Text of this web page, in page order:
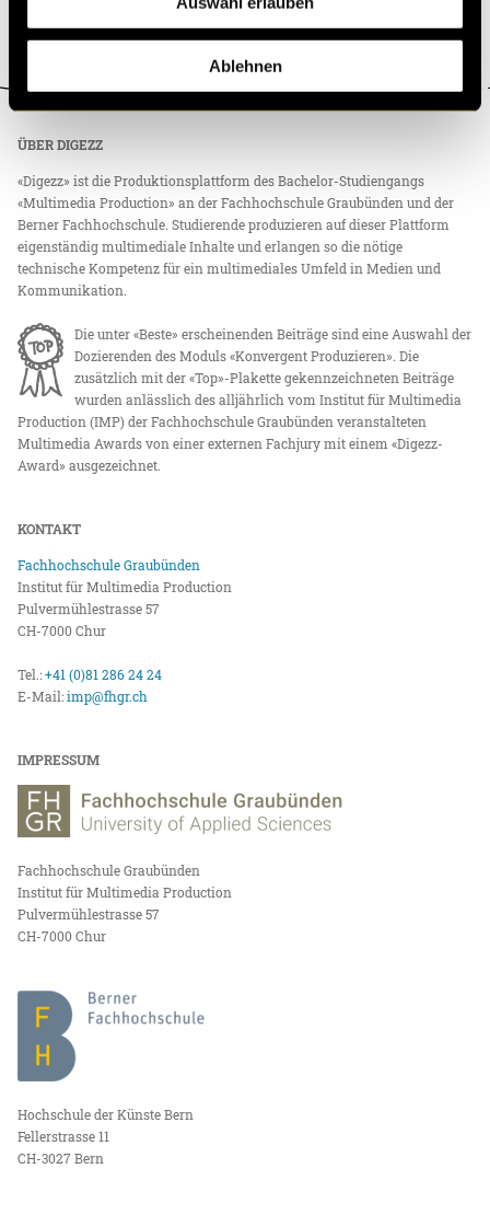
Ablehnen
ÜBER DIGEZZ
«Digezz» ist die Produktionsplattform des Bachelor-Studiengangs
«Multimedia Production» an der Fachhochschule Graubünden und der
Berner Fachhochschule. Studierende produzieren auf dieser Plattform
eigenständig multimediale Inhalte und erlangen so die nötige
technische Kompetenz für ein multimediales Umfeld in Medien und
Kommunikation.
Die unter «Beste» erscheinenden Beiträge sind eine Auswahl der
Dozierenden des Moduls «Konvergent Produzieren». Die
zusätzlich mit der «Top»-Plakette gekennzeichneten Beiträge
wurden anlässlich des alljährlich vom Institut für Multimedia
Production (IMP) der Fachhochschule Graubünden veranstalteten
Multimedia Awards von einer externen Fachjury mit einem «Digezz-
Award» ausgezeichnet.
KONTAKT
Fachhochschule Graubünden
Institut für Multimedia Production
Pulvermühlestrasse 57
CH-7000 Chur
Tel.:+41 (0)81 286 24 24
E-Mail:imp@fhgr.ch
IMPRESSUM
Fachhochschule Graubünden
Institut für Multimedia Production
Pulvermühlestrasse 57
CH-7000 Chur
Hochschule der Künste Bern
Fellerstrasse 11
CH-3027 Bern